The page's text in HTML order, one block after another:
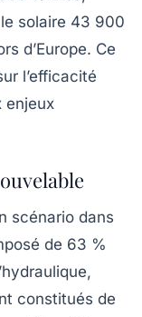
solaire 43 900
d’Europe. Ce
l’efficacité
enjeux
scénario dans
de 63 %
constitués de